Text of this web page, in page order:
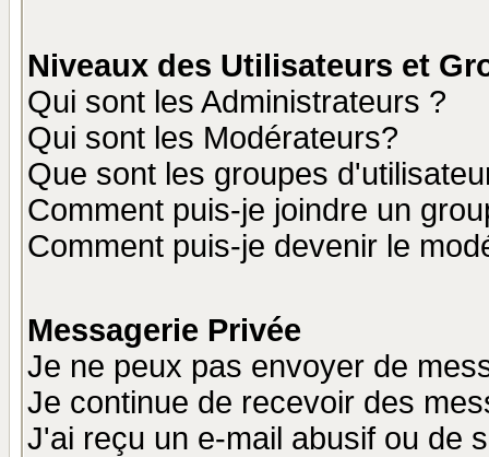
Niveaux des Utilisateurs et
Qui sont les Administrateurs ?
Qui sont les Modérateurs?
Que sont les groupes
Comment puis-je joindre un
Comment puis-je devenir le
Messagerie Privée
Je ne peux pas envoyer de
Je continue de recevoir des
J'ai reçu un e-mail abusif ou de